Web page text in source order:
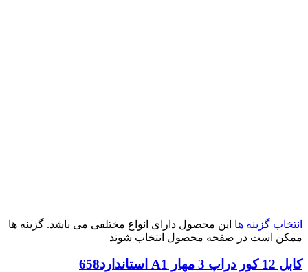
انتخاب گزینه ها این محصول دارای انواع مختلفی می باشد. گزینه ها
ممکن است در صفحه محصول انتخاب شوند
کابل 12 کور دراپ 3 مهار A1 استاندارد658